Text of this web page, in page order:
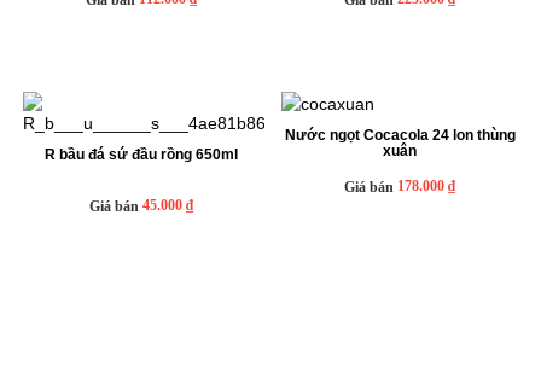
R bầu đá sứ đầu rồng 650ml
Giá bán 45.000 ₫
Nước ngọt Cocacola 24 lon thùng
xuân
Giá bán 178.000 ₫